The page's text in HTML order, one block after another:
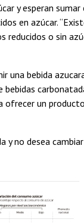
y esperan
en azúcar.
o sin
una bebida
ofrecer un
y no desea